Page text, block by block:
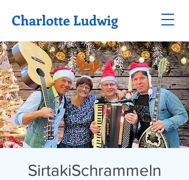
Charlotte Ludwig
SirtakiSchrammeln